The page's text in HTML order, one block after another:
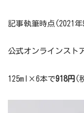
記事執筆時点(2021
公式オンラインスト
125ml×6本で918円 (